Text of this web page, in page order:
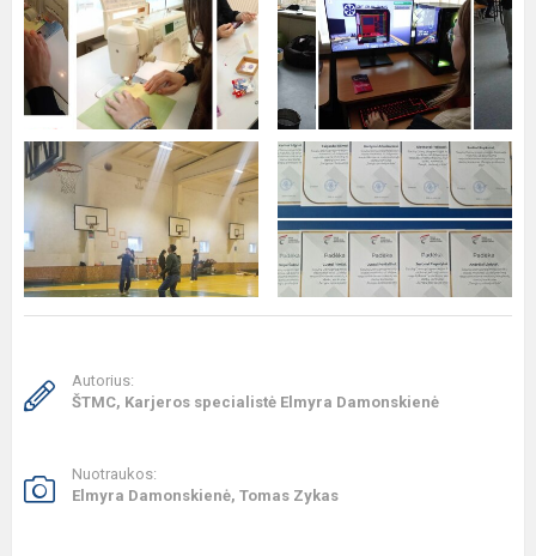
Autorius:
ŠTMC, Karjeros specialistė Elmyra Damonskienė
Nuotraukos:
Elmyra Damonskienė, Tomas Zykas